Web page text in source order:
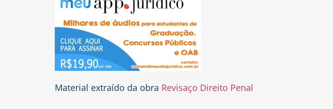
Material extraído da obra Revisaço Direito Penal